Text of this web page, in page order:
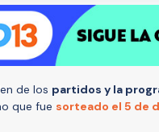
de los partidos y la
que fue sorteado el 5 de